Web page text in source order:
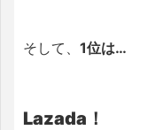
そして、 1位は…
Lazada！